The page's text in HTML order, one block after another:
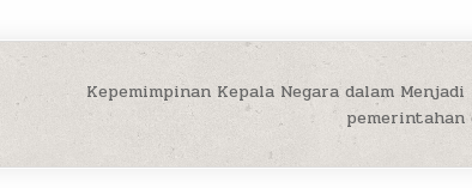
Kepemimpinan Kepala Negara dalam